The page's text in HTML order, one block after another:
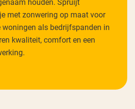
met zonwering op maat voor
als bedrijfspanden in
kwaliteit, comfort en een